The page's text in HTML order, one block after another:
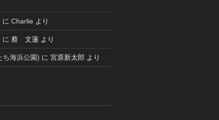
に Charlie より
に 蔡 文蓮より
ち海浜公園) に 宮原新太郎 より